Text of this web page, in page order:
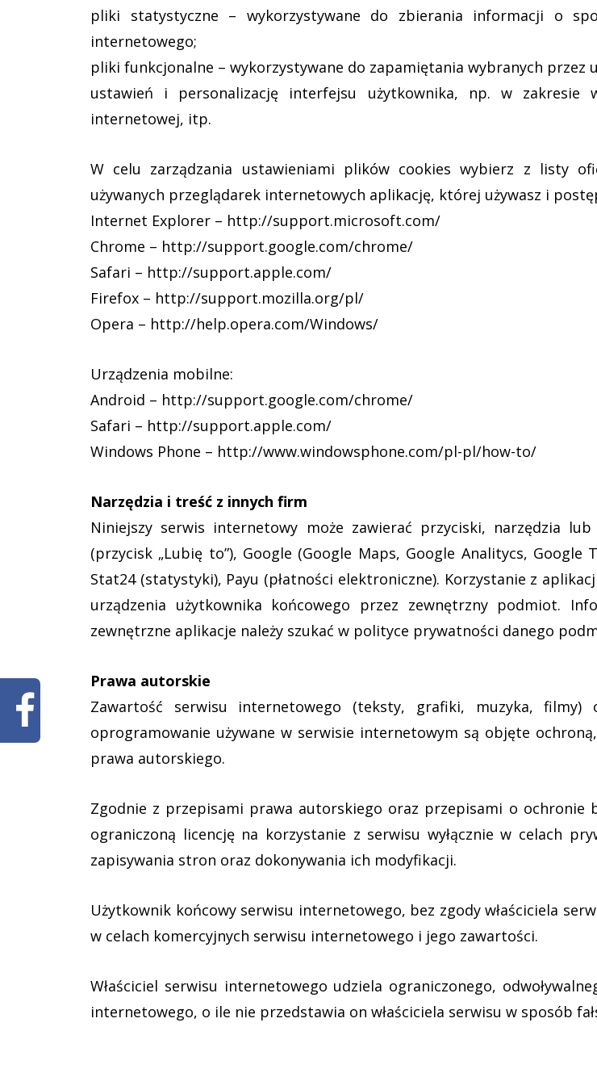
pliki statystyczne – wykorzystywane do zbierania informacji o
internetowego;
pliki funkcjonalne – wykorzystywane do zapamiętania wybranych przez
ustawień i personalizację interfejsu użytkownika, np. w zakresie
internetowej, itp.
W celu zarządzania ustawieniami plików cookies wybierz z listy
używanych przeglądarek internetowych aplikację, której używasz i
Internet Explorer – http://support.microsoft.com/
Chrome – http://support.google.com/chrome/
Safari – http://support.apple.com/
Firefox – http://support.mozilla.org/pl/
Opera – http://help.opera.com/Windows/
Urządzenia mobilne:
Android – http://support.google.com/chrome/
Safari – http://support.apple.com/
Windows Phone – http://www.windowsphone.com/pl-pl/how-to/
Narzędzia i treść z innych firm
Niniejszy serwis internetowy może zawierać przyciski, narzędzia
(przycisk „Lubię to”), Google (Google Maps, Google Analitycs,
Stat24 (statystyki), Payu (płatności elektroniczne). Korzystanie z
urządzenia użytkownika końcowego przez zewnętrzny podmiot.
zewnętrzne aplikacje należy szukać w polityce prywatności danego
Prawa autorskie
Zawartość serwisu internetowego (teksty, grafiki, muzyka,
oprogramowanie używane w serwisie internetowym są objęte
prawa autorskiego.
Zgodnie z przepisami prawa autorskiego oraz przepisami o ochronie
ograniczoną licencję na korzystanie z serwisu wyłącznie w celach
zapisywania stron oraz dokonywania ich modyfikacji.
Użytkownik końcowy serwisu internetowego, bez zgody właściciela
w celach komercyjnych serwisu internetowego i jego zawartości.
Właściciel serwisu internetowego udziela ograniczonego,
internetowego, o ile nie przedstawia on właściciela serwisu w sposób